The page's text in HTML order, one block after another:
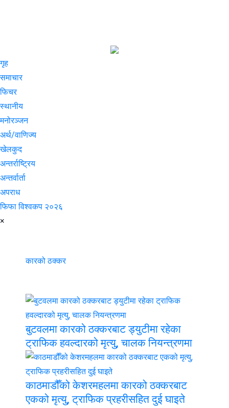
गृह
समाचार
फिचर
स्थानीय
मनोरञ्जन
अर्थ/वाणिज्य
खेलकुद
अन्तर्राष्ट्रिय
अन्तर्वार्ता
अपराध
फिफा विश्वकप २०२६
×
कारको ठक्कर
बुटवलमा कारको ठक्करबाट ड्युटीमा रहेका
ट्राफिक हवल्दारको मृत्यु, चालक नियन्त्रणमा
काठमाडौँको केशरमहलमा कारको ठक्करबाट
एकको मृत्यु, ट्राफिक प्रहरीसहित दुई घाइते